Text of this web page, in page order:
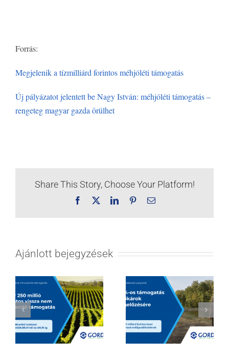
Forrás:
Megjelenik a tízmilliárd forintos méhjóléti támogatás
Új pályázatot jelentett be Nagy István: méhjóléti támogatás –
rengeteg magyar gazda örülhet
Share This Story, Choose Your Platform!
Facebook LinkedInPinterestEmail:
Ajánlott bejegyzések